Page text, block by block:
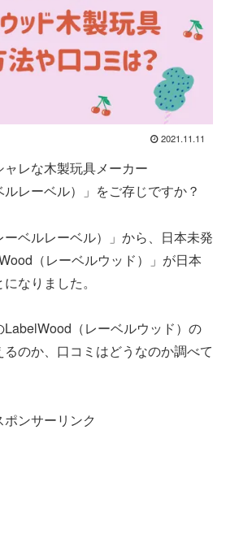
2021.11.11
レな木製玩具メーカー
ルレーベル）」をご存じですか？
ベルレーベル）」から、日本未発
（レーベルウッド）」が日本
なりました。
（レーベルウッド）の
のか、口コミはどうなのか調べて
ポンサーリンク